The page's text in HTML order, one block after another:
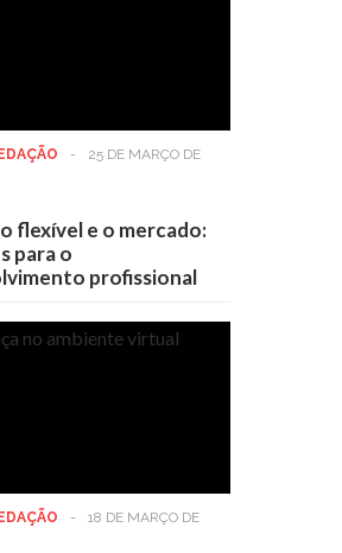
-
25 DE MARÇO DE
flexível e o mercado:
para o
profissional
-
18 DE MARÇO DE